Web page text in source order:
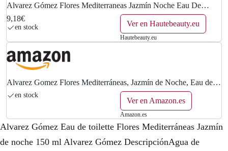
Alvarez Gómez Flores Mediterraneas Jazmín Noche Eau De
Toilette Spray 150ml
9,18€
en stock Ver en Hautebeauty.eu
Hautebeauty.eu
Alvarez Gomez Flores Mediterráneas, Jazmín de Noche, Eau de
Toilette, Floral, 150 Mililitros
en stock
Ver en Amazon.es
Amazon.es
Alvarez Gómez Eau de toilette Flores Mediterráneas Jazmín
de noche 150 ml Alvarez Gómez DescripciónAgua de